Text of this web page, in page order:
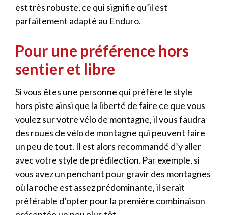
est très robuste, ce qui signifie qu’il est
parfaitement adapté au Enduro.
Pour une préférence hors
sentier et libre
Si vous êtes une personne qui préfère le style
hors piste ainsi que la liberté de faire ce que vous
voulez sur votre vélo de montagne, il vous faudra
des roues de vélo de montagne qui peuvent faire
un peu de tout. Il est alors recommandé d’y aller
avec votre style de prédilection. Par exemple, si
vous avez un penchant pour gravir des montagnes
où la roche est assez prédominante, il serait
préférable d’opter pour la première combinaison